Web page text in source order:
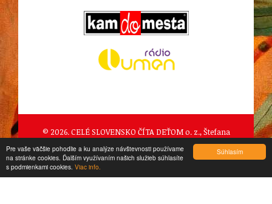
Súhlasím
Pre vaše väčšie pohodlie a ku analýze návštevnosti používame
na stránke cookies. Ďalším využívaním našich služieb súhlasíte
s podmienkami cookies. Viac info.
© 2026. CELÉ SLOVENSKO ČÍTA DEŤOM o. z., Štefana
created byCTS Europe s.r.o.